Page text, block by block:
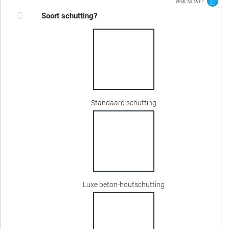
Soort schutting?
Standaard schutting
Luxe beton-houtschutting